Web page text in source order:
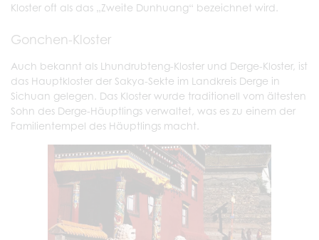
Kloster oft als das „Zweite Dunhuang“ bezeichnet wird.
Gonchen-Kloster
Auch bekannt als Lhundrubteng-Kloster und Derge-Kloster, ist
das Hauptkloster der Sakya-Sekte im Landkreis Derge in
Sichuan gelegen. Das Kloster wurde traditionell vom ältesten
Sohn des Derge-Häuptlings verwaltet, was es zu einem der
Familientempel des Häuptlings macht.